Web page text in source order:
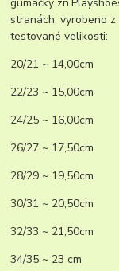
stranách, vyrobeno
testované velikosti:
20/21 ~ 14,00cm
22/23 ~ 15,00cm
24/25 ~ 16,00cm
26/27 ~ 17,50cm
28/29 ~ 19,50cm
30/31 ~ 20,50cm
32/33 ~ 21,50cm
34/35 ~ 23 cm